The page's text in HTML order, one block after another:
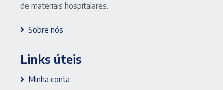
de materiais hospitalares.
Sobre nós
Links úteis
Minha conta